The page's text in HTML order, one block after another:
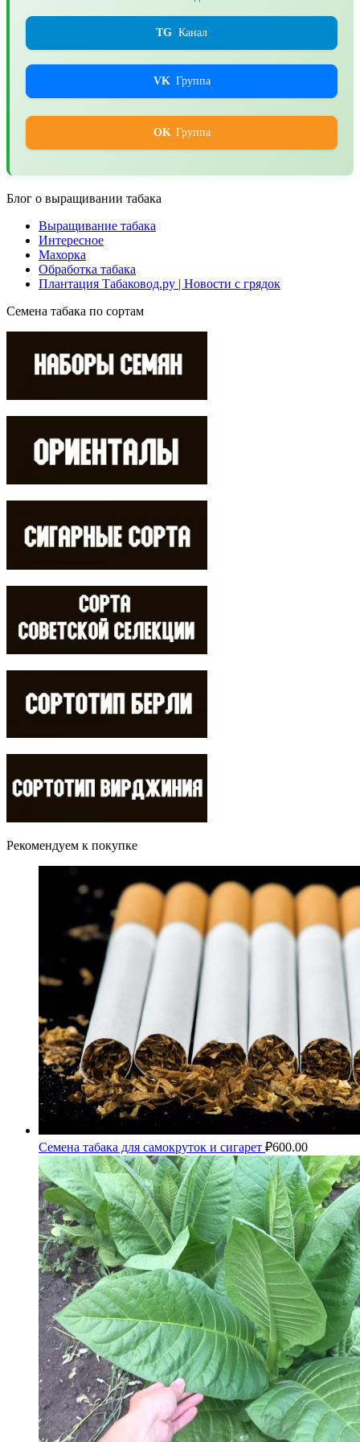
TG Канал
VK Группа
OK Группа
Блог о выращивании табака
Выращивание табака
Интересное
Махорка
Обработка табака
Плантация Табаковод.ру | Новости с грядок
Семена табака по сортам
Рекомендуем к покупке
Семена табака для самокруток и сигарет ₽600.00